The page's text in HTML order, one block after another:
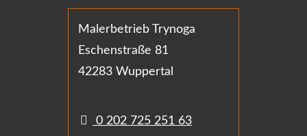
Malerbetrieb Trynoga
Eschenstraße 81
42283 Wuppertal
0 202 725 251 63